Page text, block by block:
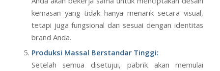
kemasan yang tidak hanya menarik secara visual,
tetapi juga fungsional dan sesuai dengan identitas
brand Anda.
Produksi Massal Berstandar Tinggi:
Setelah semua disetujui, pabrik akan memulai